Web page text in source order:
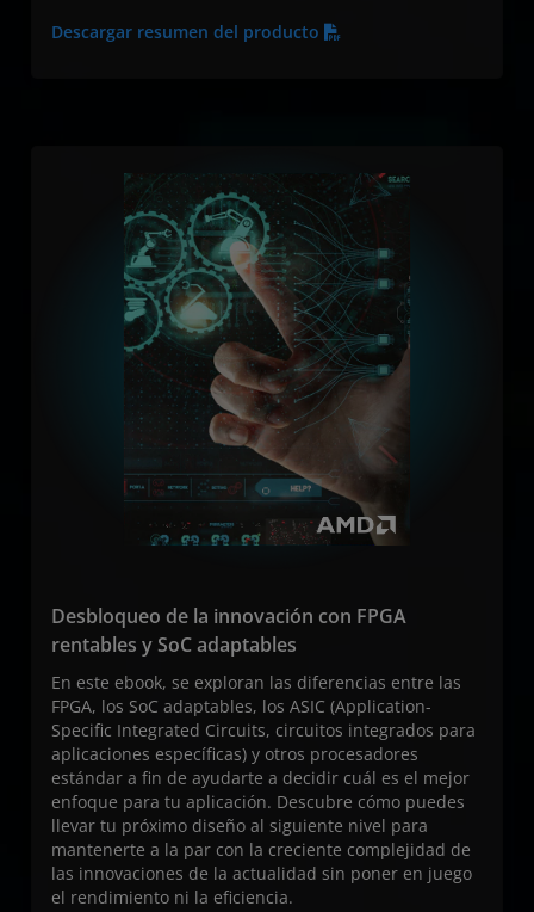
Descargar resumen del producto
Desbloqueo de la innovación con FPGA
rentables y SoC adaptables
En este ebook, se exploran las diferencias entre las
FPGA, los SoC adaptables, los ASIC (Application-
Specific Integrated Circuits, circuitos integrados para
aplicaciones específicas) y otros procesadores
estándar a fin de ayudarte a decidir cuál es el mejor
enfoque para tu aplicación. Descubre cómo puedes
llevar tu próximo diseño al siguiente nivel para
mantenerte a la par con la creciente complejidad de
las innovaciones de la actualidad sin poner en juego
el rendimiento ni la eficiencia.